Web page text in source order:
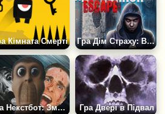
Кімната Смерті Гра Дім Страху: Втеча з Кімнати
Гра Некстбот: Зможеш Втекти? Гра Двері в Підвал